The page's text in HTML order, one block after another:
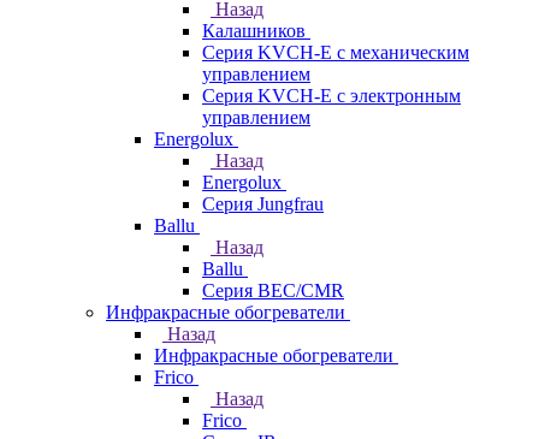
Назад
Калашников
Серия KVCH-E с механическим
управлением
Серия KVCH-E с электронным
управлением
Energolux
Назад
Energolux
Серия Jungfrau
Ballu
Назад
Ballu
Серия BEC/CMR
Инфракрасные обогреватели
Назад
Инфракрасные обогреватели
Frico
Назад
Frico